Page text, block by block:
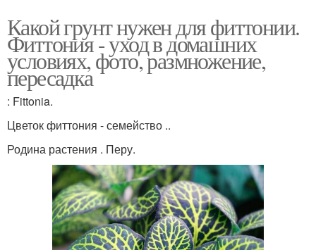
Какой грунт нужен для фиттонии.
Фиттония - уход в домашних
условиях, фото, размножение,
пересадка
: Fittonia.
Цветок фиттония - семейство ..
Родина растения . Перу.